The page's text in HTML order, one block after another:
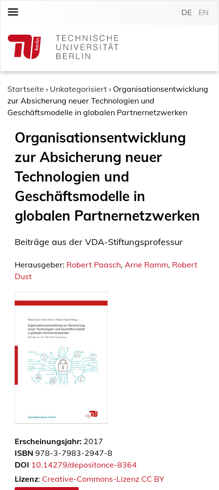
c
DE EN
Startseite › Unkategorisiert › Organisationsentwicklung
zur Absicherung neuer Technologien und
Geschäftsmodelle in globalen Partnernetzwerken
Organisationsentwicklung
zur Absicherung neuer
Technologien und
Geschäftsmodelle in
globalen Partnernetzwerken
Beiträge aus der VDA-Stiftungsprofessur
Herausgeber: Robert Paasch, Arne Ramm, Robert
Dust
Erscheinungsjahr: 2017
ISBN 978-3-7983-2947-8
DOI 10.14279/depositonce-8364
Lizenz: Creative-Commons-Lizenz CC BY